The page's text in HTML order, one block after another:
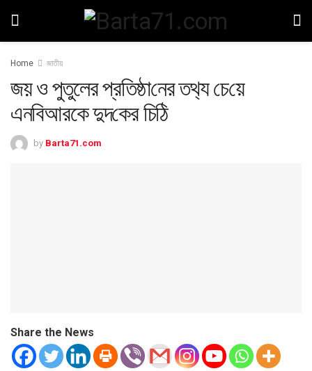
Home জাতীয়
জ‌য় ও পুতুলের প্রতিষ্ঠা‌নের তথ‌্য চে‌য়ে
এন‌বিআরকে দুদ‌কের চি‌ঠি
by Barta71.com
Share the News